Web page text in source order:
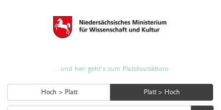
... und hier geht's zum Plattdüütskbüro
Hoch > Platt Platt > Hoch